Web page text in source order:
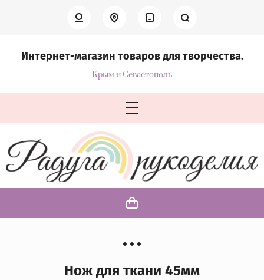
Интернет-магазин товаров для творчества.
Крым и Севастополь
Нож для ткани 45мм